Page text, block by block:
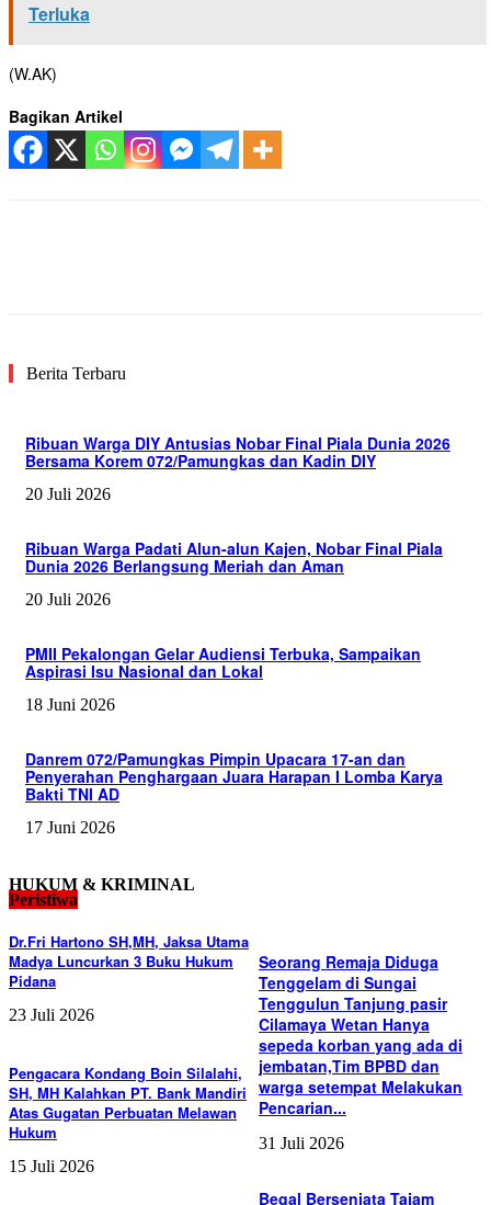
Terluka
(W.AK)
Bagikan Artikel
Berita Terbaru
Ribuan Warga DIY Antusias Nobar Final Piala Dunia 2026
Bersama Korem 072/Pamungkas dan Kadin DIY
20 Juli 2026
Ribuan Warga Padati Alun-alun Kajen, Nobar Final Piala
Dunia 2026 Berlangsung Meriah dan Aman
20 Juli 2026
PMII Pekalongan Gelar Audiensi Terbuka, Sampaikan
Aspirasi Isu Nasional dan Lokal
18 Juni 2026
Danrem 072/Pamungkas Pimpin Upacara 17-an dan
Penyerahan Penghargaan Juara Harapan I Lomba Karya
Bakti TNI AD
17 Juni 2026
HUKUM & KRIMINAL
Dr.Fri Hartono SH,MH, Jaksa Utama
Madya Luncurkan 3 Buku Hukum
Pidana
23 Juli 2026
Pengacara Kondang Boin Silalahi,
SH, MH Kalahkan PT. Bank Mandiri
Atas Gugatan Perbuatan Melawan
Hukum
15 Juli 2026
Peristiwa
Seorang Remaja Diduga
Tenggelam di Sungai
Tenggulun Tanjung pasir
Cilamaya Wetan Hanya
sepeda korban yang ada di
jembatan,Tim BPBD dan
warga setempat Melakukan
Pencarian...
31 Juli 2026
Begal Bersenjata Tajam